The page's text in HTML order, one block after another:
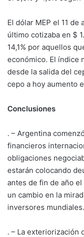
El dólar MEP el 11
último cotizaba en $
14,1% por aquellos
económico. El índice
desde la salida del
cepo a hoy aumento
Conclusiones
. – Argentina
financieros
obligaciones
estarán colocando
antes de fin de año
un cambio en la
inversores mundiales.
. – La exteriorización